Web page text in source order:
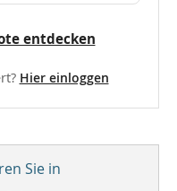
entdecken
Hier einloggen
Sie in